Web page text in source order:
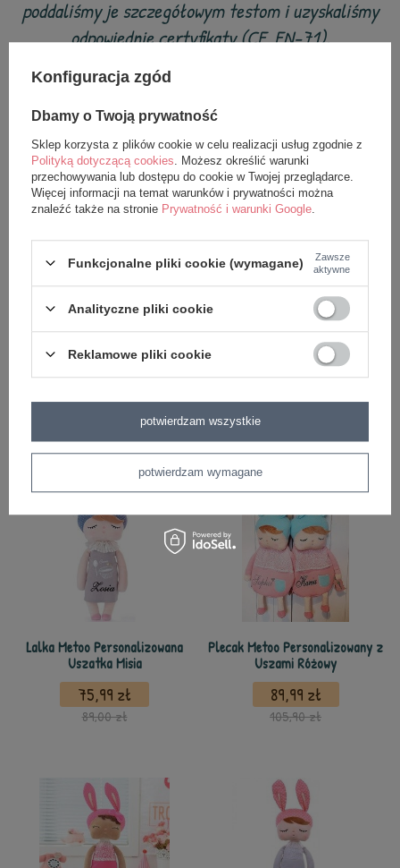
poddaliśmy je szczegółowym testom i uzyskaliśmy
odpowiednie certyfikaty (CE, EN-71).
z tej samej serii
Lalka Metoo Personalizowana
Uszatka w Szarej Sukience XL
98,99 zł
Lalka Metoo Personalizowana
Uszatka w Fioletowej Sukience
69,99 zł
Lalka Metoo Personalizowana
Uszatka Misia
75,99 zł
89,00 zł
Plecak Metoo Personalizowany z
Uszami Różowy
89,99 zł
105,90 zł
Konfiguracja zgód
Dbamy o Twoją prywatność
Sklep korzysta z plików cookie w celu realizacji usług zgodnie z
Polityką dotyczącą cookies . Możesz określić warunki
przechowywania lub dostępu do cookie w Twojej przeglądarce.
Więcej informacji na temat warunków i prywatności można
znaleźć także na stronie Prywatność i warunki Google
Funkcjonalne pliki cookie (wymagane)
Zawsze
aktywne
Analityczne pliki cookie
Reklamowe pliki cookie
potwierdzam wymagane
potwierdzam wszystkie